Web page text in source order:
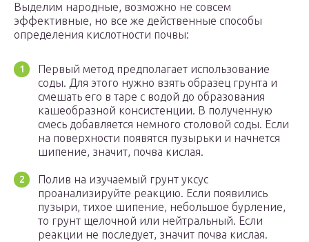
Выделим народные, возможно не совсем
эффективные, но все же действенные способы
определения кислотности почвы:
Первый метод предполагает использование
соды. Для этого нужно взять образец грунта и
смешать его в таре с водой до образования
кашеобразной консистенции. В полученную
смесь добавляется немного столовой соды. Если
на поверхности появятся пузырьки и начнется
шипение, значит, почва кислая.
Полив на изучаемый грунт уксус
проанализируйте реакцию. Если появились
пузыри, тихое шипение, небольшое бурление,
то грунт щелочной или нейтральный. Если
реакции не последует, значит почва кислая.